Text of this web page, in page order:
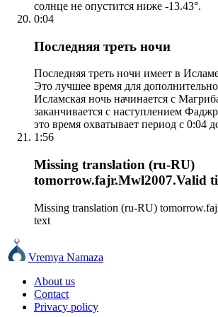
солнце не опустится ниже -13.43°.
0:04
Последняя треть ночи
Последняя треть ночи имеет в
Это лучшее время для
Исламская ночь начинается с
заканчивается с наступлением
это время охватывает период с 0:04
1:56
Missing translation (ru-RU)
tomorrow.fajr.Mwl2007.Valid
Missing translation (ru-RU)
text
Vremya Namaza
About us
Contact
Privacy policy